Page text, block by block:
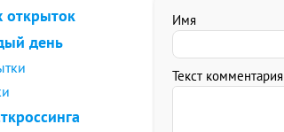
открыток
день
Имя
Текст комментария